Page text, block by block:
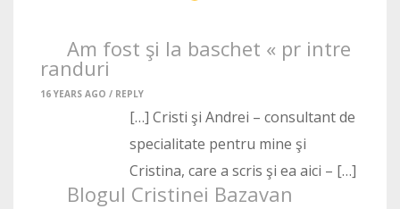
Am fost şi la baschet « pr intre
randuri
16 YEARS AGO / REPLY
[…] Cristi şi Andrei – consultant de
specialitate pentru mine şi
Cristina, care a scris şi ea aici – […]
Blogul Cristinei Bazavan